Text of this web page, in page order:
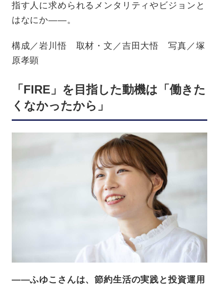
指す人に求められるメンタリティやビジョンと
はなにか——。
構成／岩川悟 取材・文／吉田大悟 写真／塚
原孝顕
「FIRE」を目指した動機は「働きた
くなかったから」
——ふゆこさんは、節約生活の実践と投資運用